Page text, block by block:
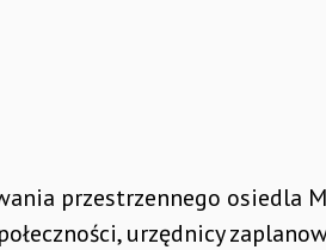
przestrzennego osiedla
urzędnicy